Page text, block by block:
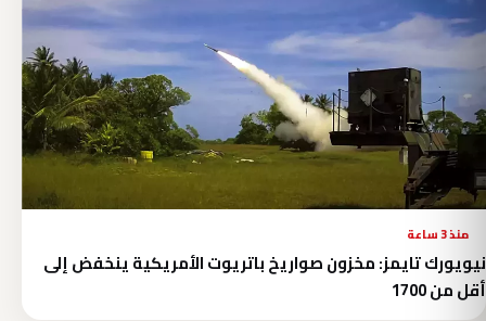
منذ 3 ساعة
نيويورك تايمز: مخزون صواريخ باتريوت الأمريكية ينخفض إلى
أقل من 1700